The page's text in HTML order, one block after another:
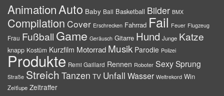
AnimationAuto Baby Ball Basketball Bilder BMX
Compilation Cover Erschrecken Fahrrad Fail Feuer Flugzeug
Frau Fußball Game Geräusch Gitarre Hund Junge Katze
knapp Kostüm Kurzfilm Motorrad Musik Parodie Polizei
Produkte Remi Gaillard Rennen Roboter SexySprung
Straße Streich Tanzen TV Unfall Wasser Weltrekord Win
Zeitlupe Zeitraffer